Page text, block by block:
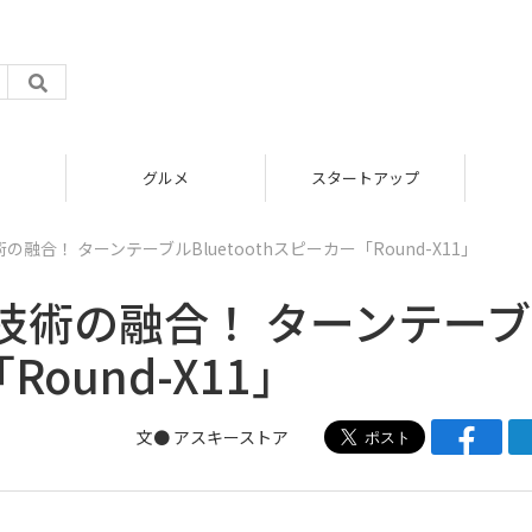
グルメ スタートアップ
融合！ ターンテーブルBluetoothスピーカー「Round-X11」
術の融合！ ターンテー
X11」
文● アスキーストア